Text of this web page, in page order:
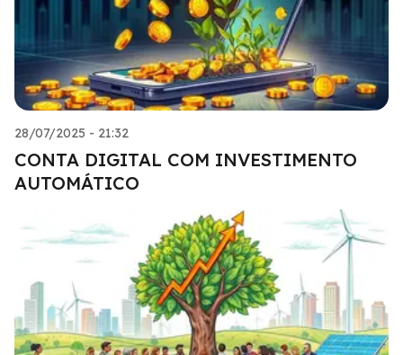
28/07/2025 - 21:32
CONTA DIGITAL COM INVESTIMENTO
AUTOMÁTICO